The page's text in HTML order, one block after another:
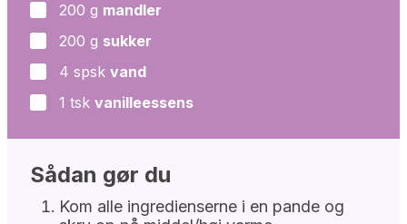
▢
200 g mandler
▢
200 g sukker
▢
4 spsk vand
▢
1 tsk vanilleessens
Sådan gør du
Kom alle ingredienserne i en pande og